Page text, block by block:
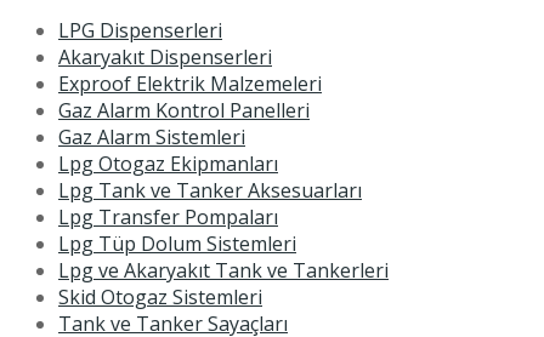
LPG Dispenserleri
Akaryakıt Dispenserleri
Exproof Elektrik Malzemeleri
Gaz Alarm Kontrol Panelleri
Gaz Alarm Sistemleri
Lpg Otogaz Ekipmanları
Lpg Tank ve Tanker Aksesuarları
Lpg Transfer Pompaları
Lpg Tüp Dolum Sistemleri
Lpg ve Akaryakıt Tank ve Tankerleri
Skid Otogaz Sistemleri
Tank ve Tanker Sayaçları